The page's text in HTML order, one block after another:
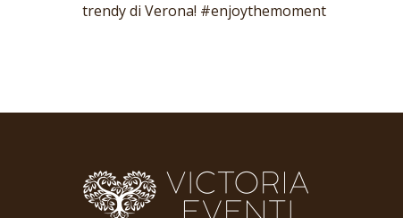
trendy di Verona! #enjoythemoment